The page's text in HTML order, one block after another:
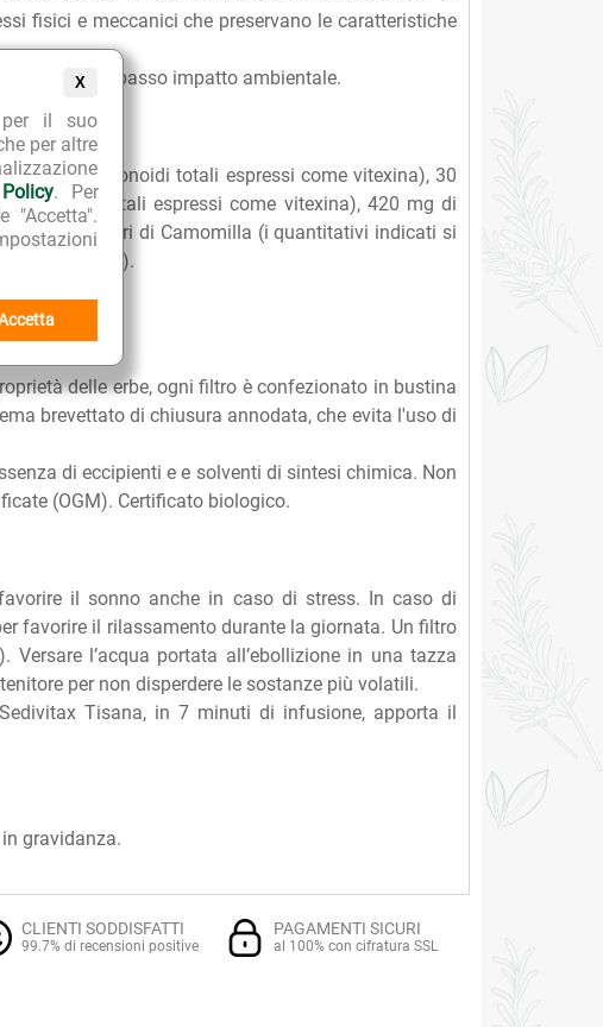
X
il suo
per altre
. Per
"Accetta".
fisici e meccanici che preservano le caratteristiche
al 100% e a basso impatto ambientale.
in flavonoidi totali espressi come vitexina), 30
totali espressi come vitexina), 420 mg di
secco di fiori di Camomilla (i quantitativi indicati si
all’infuso).
biologici.
delle erbe, ogni filtro è confezionato in bustina
brevettato di chiusura annodata, che evita l'uso di
di eccipienti e e solventi di sintesi chimica. Non
(OGM). Certificato biologico.
il sonno anche in caso di stress. In caso di
favorire il rilassamento durante la giornata. Un filtro
l’acqua portata all’ebollizione in una tazza
per non disperdere le sostanze più volatili.
Tisana, in 7 minuti di infusione, apporta il
gravidanza.
CLIENTI SODDISFATTI
99.7% di recensioni positive
PAGAMENTI SICURI
al 100% con cifratura SSL